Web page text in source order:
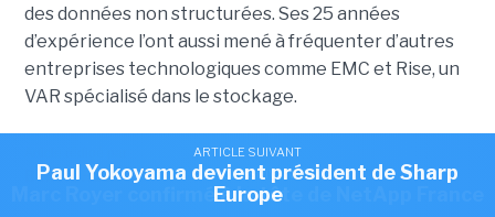
ARTICLE SUIVANT
Romain Passilly prend la direction de Visma
France
ARTICLE SUIVANT
Marc Royer confirmé à la tête de NetApp France
des données non structurées. Ses 25 années
d’expérience l’ont aussi mené à fréquenter d’autres
entreprises technologiques comme EMC et Rise, un
VAR spécialisé dans le stockage.
Benoît Huet
ARTICLE SUIVANT
Paul Yokoyama devient président de Sharp
Europe